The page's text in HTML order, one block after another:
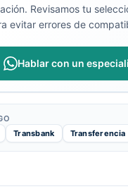
Revisamos tu
evitar errores de
Hablar con un
Transbank Transferencia